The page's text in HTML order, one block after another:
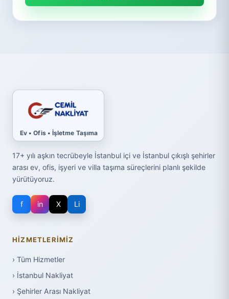
Ev • Ofis • İşletme Taşıma
17+ yılı aşkın tecrübeyle İstanbul içi ve İstanbul çıkışlı şehirler
arası ev, ofis, işyeri ve villa taşıma süreçlerini planlı şekilde
yürütüyoruz.
f in X Li
HIZMETLERIMIZ
› Tüm Hizmetler
› İstanbul Nakliyat
› Şehirler Arası Nakliyat